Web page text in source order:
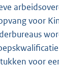
voor
voor